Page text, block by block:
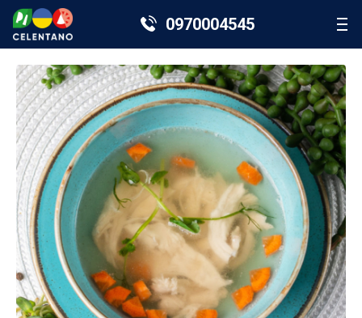
0970004545